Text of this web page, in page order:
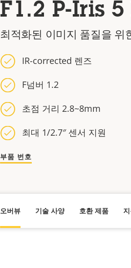
F1.2 P-Iris 5
최적화된 이미지 품질을 위
IR-corrected 렌즈
F넘버 1.2
초점 거리 2.8~8mm
최대 1/2.7″ 센서 지원
부품 번호
오버뷰 기술 사양 호환 제품